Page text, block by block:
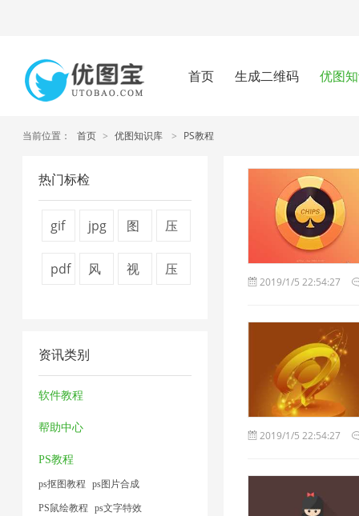
首页 生成二维码 优图
当前位置： 首页 > 优图知识库 > PS教程
热门标检
gif
缩
2
jpg
缩
1
图
术
压
小
pdf
压
缩
1
风
片
视
压
资讯类别
软件教程
帮助中心
PS教程
ps抠图教程 ps图片合成
PS鼠绘教程 ps文字特效
2019/1/5 22:54:27
2019/1/5 22:54:27